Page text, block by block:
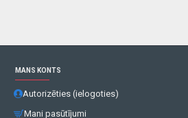
MANS KONTS
Autorizēties (ielogoties)
Mani pasūtījumi